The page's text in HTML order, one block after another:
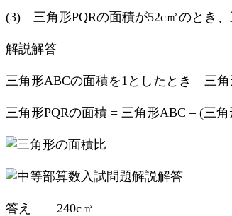
(3) 三角形PQRの面積が52c㎡のとき、
解説解答
三角形ABCの面積を1としたとき 三角
三角形PQRの面積 = 三角形ABC – (三
答え 240c㎡